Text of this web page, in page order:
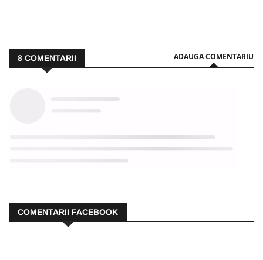
8 COMENTARII ADAUGA COMENTARIU
COMENTARII FACEBOOK